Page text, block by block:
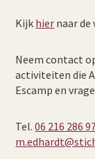
Kijk hier naar
Neem contact
activiteiten die
Escamp en
Tel.06 216 286